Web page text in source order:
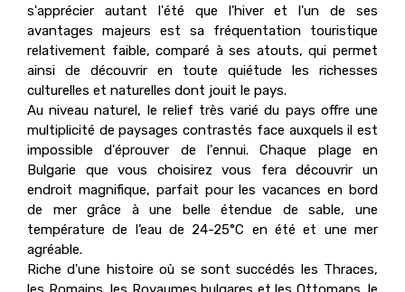
s'apprécier autant l'été que l'hiver et l'un de ses
avantages majeurs est sa fréquentation touristique
relativement faible, comparé à ses atouts, qui permet
ainsi de découvrir en toute quiétude les richesses
culturelles et naturelles dont jouit le pays.
Au niveau naturel, le relief très varié du pays offre une
multiplicité de paysages contrastés face auxquels il est
impossible d'éprouver de l'ennui. Chaque plage en
Bulgarie que vous choisirez vous fera découvrir un
endroit magnifique, parfait pour les vacances en bord
de mer grâce à une belle étendue de sable, une
température de l’eau de 24-25°C en été et une mer
agréable.
Riche d'une histoire où se sont succédés les Thraces,